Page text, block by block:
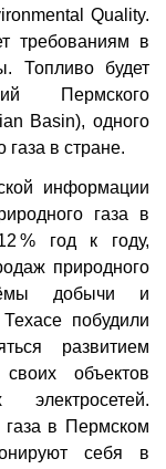
Quality.
требованиям в
Топливо будет
Пермского
Basin), одного
газа в стране.
информации
газа в
% год к году,
природного
добычи и
побудили
развитием
своих объектов
в Пермском
себя в